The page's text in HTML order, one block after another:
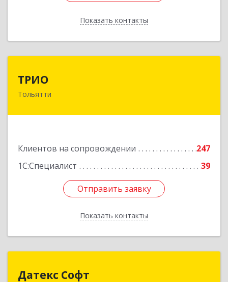
Показать контакты
Назад
ТРИО
Тольятти
Клиентов на сопровождении
247
1С:Специалист
39
Отправить заявку
Показать контакты
Отправить заявку
Назад
Датекс Софт